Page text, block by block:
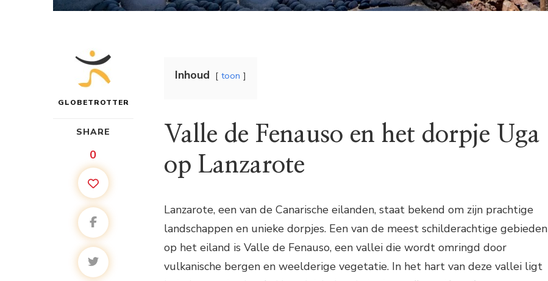
GLOBETROTTER
SHARE
0
Inhoud toon
Valle de Fenauso en het dorpje Uga
op Lanzarote
Lanzarote, een van de Canarische eilanden, staat bekend om zijn prachtige
landschappen en unieke dorpjes. Een van de meest schilderachtige gebieden
op het eiland is Valle de Fenauso, een vallei die wordt omringd door
vulkanische bergen en weelderige vegetatie. In het hart van deze vallei ligt